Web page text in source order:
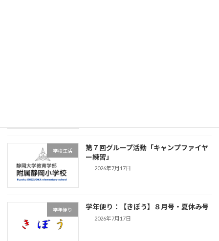
学校生活
第７回グループ活動「キャンプファイヤ
ー練習」
2026年7月17日
学年便り 学年便り：【きぼう】８月号・夏休み号
2026年7月17日